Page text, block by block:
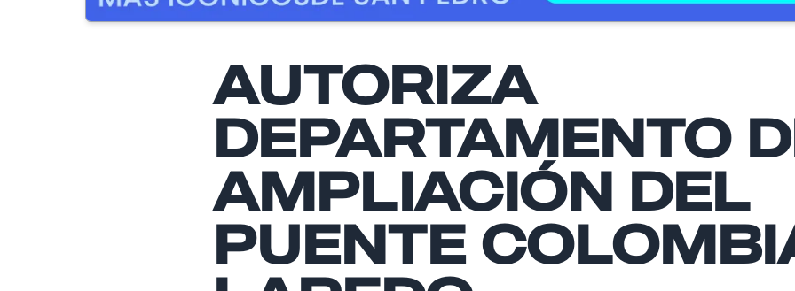
AUTORIZA
DEPARTAMENTO
AMPLIACIÓN DEL
PUENTE
Nombre
Email
Tu comentario